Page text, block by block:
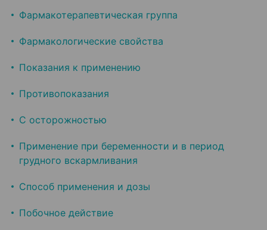
Фармакотерапевтическая группа
Фармакологические свойства
Показания к применению
Противопоказания
С осторожностью
Применение при беременности и в период
грудного вскармливания
Способ применения и дозы
Побочное действие